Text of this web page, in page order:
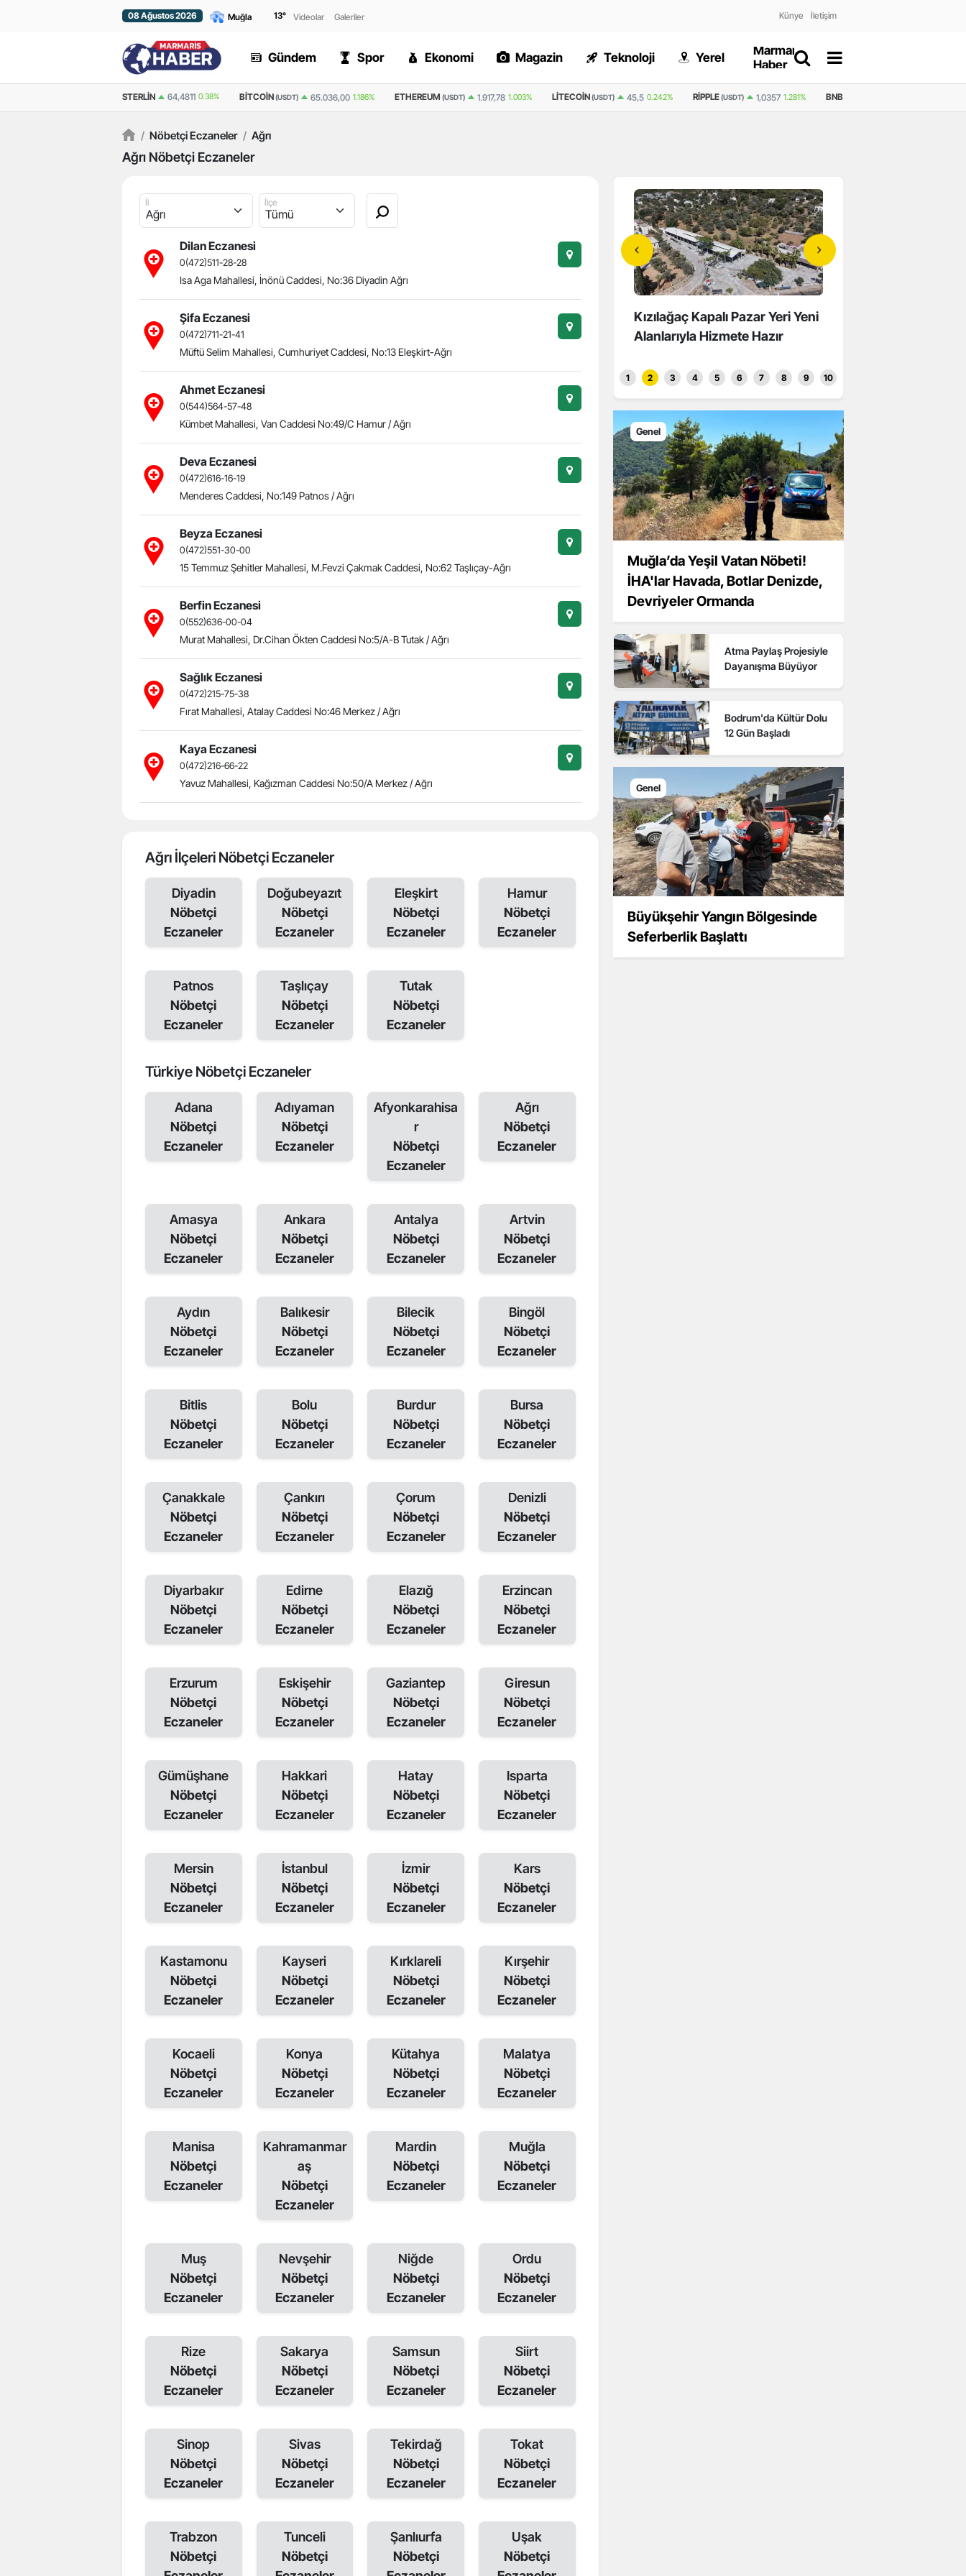
08 Ağustos 2026 13° Videolar Galeriler Künye İletişim
Gündem Spor Ekonomi Magazin Teknoloji Yerel
Marmaris
Haber
BITCOIN (USDT) 65.036,00 1.186% ETHEREUM(USDT) 1.917,78 1.003% LITECOIN (USDT) 45,5 0.242% RIPPLE(USDT) 1,0357 1.281% BNB(USDT) 593,3 0.843% GRAM ALTIN
/ Nöbetçi Eczaneler / Ağrı
Ağrı Nöbetçi Eczaneler
İl İlçe
Dilan Eczanesi
0(472)511-28-28
Isa Aga Mahallesi, İnönü Caddesi, No:36 Diyadin Ağrı
Şifa Eczanesi
0(472)711-21-41
Müftü Selim Mahallesi, Cumhuriyet Caddesi, No:13 Eleşkirt-Ağrı
Ahmet Eczanesi
0(544)564-57-48
Kümbet Mahallesi, Van Caddesi No:49/C Hamur / Ağrı
Deva Eczanesi
0(472)616-16-19
Menderes Caddesi, No:149 Patnos / Ağrı
Beyza Eczanesi
0(472)551-30-00
15 Temmuz Şehitler Mahallesi, M.Fevzi Çakmak Caddesi, No:62 Taşlıçay-Ağrı
Berfin Eczanesi
0(552)636-00-04
Murat Mahallesi, Dr.Cihan Ökten Caddesi No:5/A-B Tutak / Ağrı
Sağlık Eczanesi
0(472)215-75-38
Fırat Mahallesi, Atalay Caddesi No:46 Merkez / Ağrı
Kaya Eczanesi
0(472)216-66-22
Yavuz Mahallesi, Kağızman Caddesi No:50/A Merkez / Ağrı
Ağrı İlçeleri Nöbetçi Eczaneler
Diyadin
Nöbetçi
Eczaneler
Doğubeyazıt
Nöbetçi
Eczaneler
Eleşkirt
Nöbetçi
Eczaneler
Hamur
Nöbetçi
Eczaneler
Patnos
Nöbetçi
Eczaneler
Taşlıçay
Nöbetçi
Eczaneler
Tutak
Nöbetçi
Eczaneler
Türkiye Nöbetçi Eczaneler
Adana
Nöbetçi
Eczaneler
Adıyaman
Nöbetçi
Eczaneler
Afyonkarahisa
r
Nöbetçi
Eczaneler
Ağrı
Nöbetçi
Eczaneler
Amasya
Nöbetçi
Eczaneler
Ankara
Nöbetçi
Eczaneler
Antalya
Nöbetçi
Eczaneler
Artvin
Nöbetçi
Eczaneler
Aydın
Nöbetçi
Eczaneler
Balıkesir
Nöbetçi
Eczaneler
Bilecik
Nöbetçi
Eczaneler
Bingöl
Nöbetçi
Eczaneler
Bitlis
Nöbetçi
Eczaneler
Bolu
Nöbetçi
Eczaneler
Burdur
Nöbetçi
Eczaneler
Bursa
Nöbetçi
Eczaneler
Çanakkale
Nöbetçi
Eczaneler
Çankırı
Nöbetçi
Eczaneler
Çorum
Nöbetçi
Eczaneler
Denizli
Nöbetçi
Eczaneler
Diyarbakır
Nöbetçi
Eczaneler
Edirne
Nöbetçi
Eczaneler
Elazığ
Nöbetçi
Eczaneler
Erzincan
Nöbetçi
Eczaneler
Erzurum
Nöbetçi
Eczaneler
Eskişehir
Nöbetçi
Eczaneler
Gaziantep
Nöbetçi
Eczaneler
Giresun
Nöbetçi
Eczaneler
Gümüşhane
Nöbetçi
Eczaneler
Hakkari
Nöbetçi
Eczaneler
Hatay
Nöbetçi
Eczaneler
Isparta
Nöbetçi
Eczaneler
Mersin
Nöbetçi
Eczaneler
İstanbul
Nöbetçi
Eczaneler
İzmir
Nöbetçi
Eczaneler
Kars
Nöbetçi
Eczaneler
Kastamonu
Nöbetçi
Eczaneler
Kayseri
Nöbetçi
Eczaneler
Kırklareli
Nöbetçi
Eczaneler
Kırşehir
Nöbetçi
Eczaneler
Kocaeli
Nöbetçi
Eczaneler
Konya
Nöbetçi
Eczaneler
Kütahya
Nöbetçi
Eczaneler
Malatya
Nöbetçi
Eczaneler
Manisa
Nöbetçi
Eczaneler
Kahramanmar
aş
Nöbetçi
Eczaneler
Mardin
Nöbetçi
Eczaneler
Muğla
Nöbetçi
Eczaneler
Muş
Nöbetçi
Eczaneler
Nevşehir
Nöbetçi
Eczaneler
Niğde
Nöbetçi
Eczaneler
Ordu
Nöbetçi
Eczaneler
Rize
Nöbetçi
Eczaneler
Sakarya
Nöbetçi
Eczaneler
Samsun
Nöbetçi
Eczaneler
Siirt
Nöbetçi
Eczaneler
Sinop
Nöbetçi
Eczaneler
Sivas
Nöbetçi
Eczaneler
Tekirdağ
Nöbetçi
Eczaneler
Tokat
Nöbetçi
Eczaneler
Trabzon
Nöbetçi
Tunceli
Nöbetçi
Şanlıurfa
Nöbetçi
Uşak
Nöbetçi
E...
Kızılağaçlıların Beklediği 2. Etap
Kızılağaç Kapalı Pazar Yeri Yeni
Alanlarıyla Hizmete Hazır
1 2 3 4 5 6 7 8 9 10
Genel
Muğla’da Yeşil Vatan Nöbeti!
İHA'lar Havada, Botlar Denizde,
Devriyeler Ormanda
Atma Paylaş Projesiyle
Dayanışma Büyüyor
Bodrum'da Kültür Dolu
12 Gün Başladı
Genel
Büyükşehir Yangın Bölgesinde
Seferberlik Başlattı